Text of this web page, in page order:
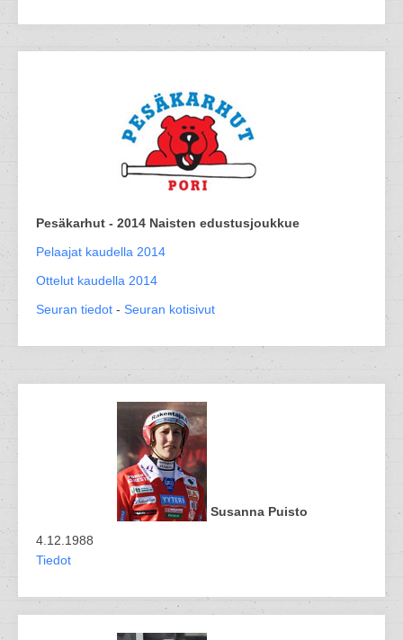
Pesäkarhut - 2014 Naisten edustusjoukkue
Pelaajat kaudella 2014
Ottelut kaudella 2014
Seuran tiedot - Seuran kotisivut
Susanna Puisto
4.12.1988
Tiedot